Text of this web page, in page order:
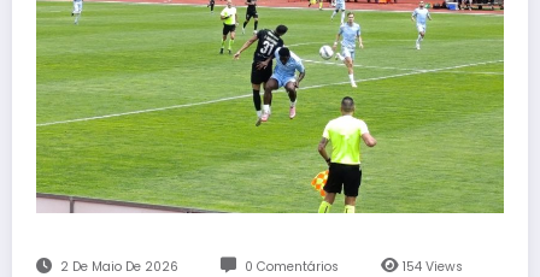
2 De Maio De 2026 0 Comentários 154Views